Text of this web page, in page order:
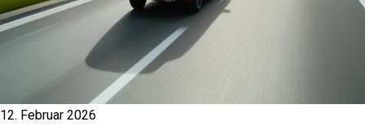
12. Februar 2026